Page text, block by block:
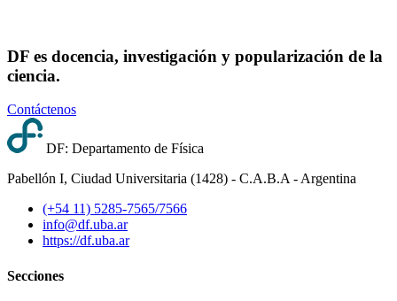
DF es docencia, investigación y popularización de la
ciencia.
Contáctenos
DF: Departamento de Física
Pabellón I, Ciudad Universitaria (1428) - C.A.B.A - Argentina
(+54 11) 5285-7565/7566
info@df.uba.ar
https://df.uba.ar
Secciones